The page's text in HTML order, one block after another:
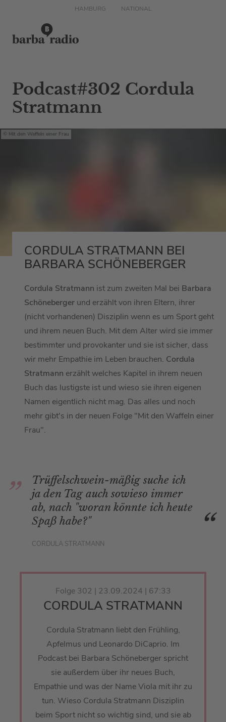
HAMBURG NATIONAL
Podcast#302 Cordula
Stratmann
Mit den Waffeln einer Frau
CORDULA STRATMANN BEI
BARBARA SCHÖNEBERGER
Cordula Stratmann ist zum zweiten Mal bei Barbara
Schöneberger und erzählt von ihren Eltern, ihrer
(nicht vorhandenen) Disziplin wenn es um Sport geht
und ihrem neuen Buch. Mit dem Alter wird sie immer
bestimmter und provokanter und sie ist sicher, dass
wir mehr Empathie im Leben brauchen. Cordula
Stratmann erzählt welches Kapitel in ihrem neuen
Buch das lustigste ist und wieso sie ihren eigenen
Namen eigentlich nicht mag. Das alles und noch
mehr gibt's in der neuen Folge "Mit den Waffeln einer
Frau".
Trüffelschwein-mäßig suche ich
ja den Tag auch sowieso immer
ab, nach "woran könnte ich heute
Spaß habe?"
CORDULA STRATMANN
Folge 302 | 23.09.2024 | 67:33
CORDULA STRATMANN
Cordula Stratmann liebt den Frühling,
Apfelmus und Leonardo DiCaprio. Im
Podcast bei Barbara Schöneberger spricht
sie außerdem über ihr neues Buch,
Empathie und was der Name Viola mit ihr zu
tun. Wieso Cordula Stratmann Disziplin
beim Sport nicht so wichtig sind, und sie ab